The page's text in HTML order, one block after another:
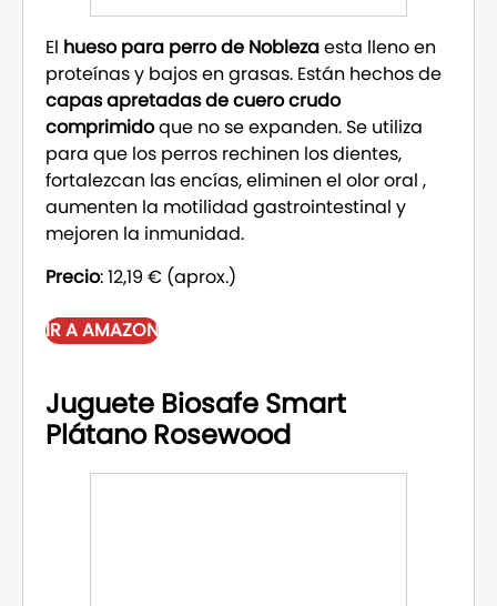
El hueso para perro de Noblezaesta lleno en
proteínas y bajos en grasas. Están hechos de
capas apretadas de cuero crudo
comprimidoque no se expanden. Se utiliza
para que los perros rechinen los dientes,
fortalezcan las encías, eliminen el olor oral ,
aumenten la motilidad gastrointestinal y
mejoren la inmunidad.
Precio: 12,19 € (aprox.)
IR A AMAZON
Juguete Biosafe Smart
Plátano Rosewood